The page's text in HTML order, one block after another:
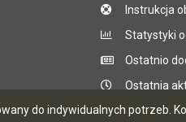
do indywidualnych potrzeb.
Instrukcja
Statystyki
Ostatnio
Ostatnia